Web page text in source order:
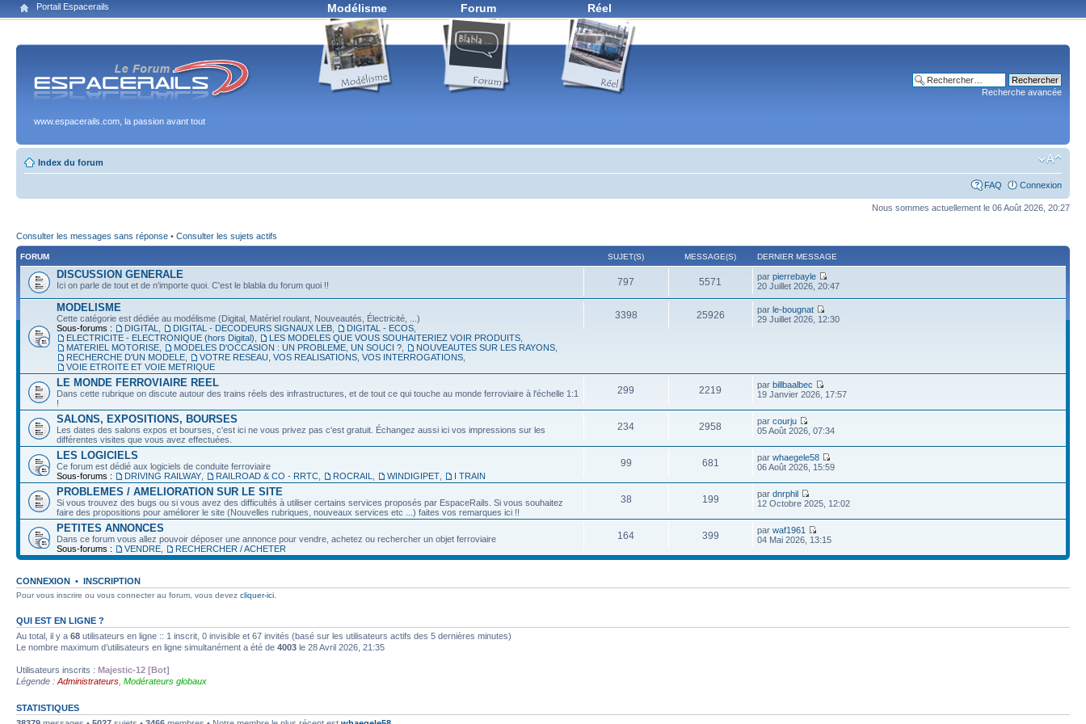
Portail Espacerails Modélisme Forum Réel
www.espacerails.com, la passion avant tout
Recherche avancée
Index du forum
FAQ Connexion
Nous sommes actuellement le 06 Août 2026, 20:27
Consulter les messages sans réponse • Consulter les sujets actifs
FORUM SUJET(S) MESSAGE(S) DERNIER MESSAGE
DISCUSSION GENERALE
Ici on parle de tout et de n'importe quoi. C'est le blabla du forum quoi !! 797 5571 parpierrebayle
20 Juillet 2026, 20:47
MODELISME
Cette catégorie est dédiée au modélisme (Digital, Matériel roulant, Nouveautés, Électricité, ...)
Sous-forums :
DIGITAL DIGITAL - DECODEURS SIGNAUX LEB DIGITAL - ECOS
ELECTRICITE - ELECTRONIQUE (hors Digital)
LES MODELES QUE VOUS SOUHAITERIEZ VOIR PRODUITS
MATERIEL MOTORISE
MODELES D'OCCASION : UN PROBLEME, UN SOUCI ? NOUVEAUTES SUR LES RAYONS
RECHERCHE D'UN MODELE
VOTRE RESEAU, VOS REALISATIONS, VOS INTERROGATIONS
VOIE ETROITE ET VOIE METRIQUE
3398 25926 parle-bougnat
29 Juillet 2026, 12:30
LE MONDE FERROVIAIRE REEL
Dans cette rubrique on discute autour des trains réels des infrastructures, et de tout ce qui touche au monde ferroviaire à l'échelle 1:1
!
299 2219 parbillbaalbec
19 Janvier 2026, 17:57
SALONS, EXPOSITIONS, BOURSES
Les dates des salons expos et bourses, c'est ici ne vous privez pas c'est gratuit. Échangez aussi ici vos impressions sur les
différentes visites que vous avez effectuées.
234 2958 parcourju
05 Août 2026, 07:34
LES LOGICIELS
Ce forum est dédié aux logiciels de conduite ferroviaire
Sous-forums :
DRIVING RAILWAY RAILROAD & CO - RRTC ROCRAIL WINDIGIPET I TRAIN
99 681 parwhaegele58
06 Août 2026, 15:59
PROBLEMES / AMELIORATION SUR LE SITE
Si vous trouvez des bugs ou si vous avez des difficultés à utiliser certains services proposés par EspaceRails. Si vous souhaitez
faire des propositions pour améliorer le site (Nouvelles rubriques, nouveaux services etc ...) faites vos remarques ici !!
38 199 pardnrphil
12 Octobre 2025, 12:02
PETITES ANNONCES
Dans ce forum vous allez pouvoir déposer une annonce pour vendre, achetez ou rechercher un objet ferroviaire
Sous-forums :
VENDRE RECHERCHER / ACHETER
164 399 parwaf1961
04 Mai 2026, 13:15
CONNEXION • INSCRIPTION
Pour vous inscrire ou vous connecter au forum, vous devez cliquer-ici
QUI EST EN LIGNE ?
Au total, il y a 68 utilisateurs en ligne :: 1 inscrit, 0 invisible et 67 invités (basé sur les utilisateurs actifs des 5 dernières minutes)
Le nombre maximum d’utilisateurs en ligne simultanément a été de 4003 le 28 Avril 2026, 21:35
Utilisateurs inscrits : Majestic-12 [Bot]
Légende : Administrateurs Modérateurs globaux
STATISTIQUES